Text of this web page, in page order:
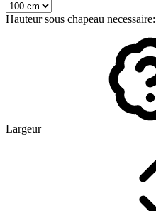
Hauteur sous chapeau
Largeur